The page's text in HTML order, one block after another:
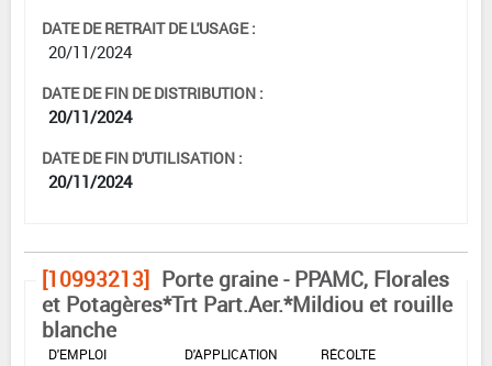
DATE DE RETRAIT DE L'USAGE :
20/11/2024
DATE DE FIN DE DISTRIBUTION :
20/11/2024
DATE DE FIN D'UTILISATION :
20/11/2024
[10993213] Porte graine - PPAMC, Florales
et Potagères*Trt Part.Aer.*Mildiou et rouille
blanche
DOSE MAX
D'EMPLOI
D'APPLICATION
RÉCOLTE